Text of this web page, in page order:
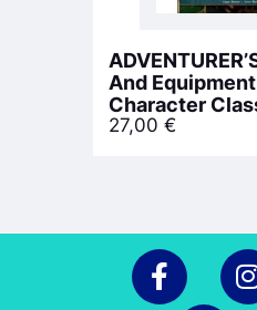
And
Character
27,00 €